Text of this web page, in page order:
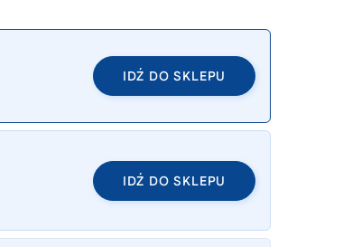
IDŹ DO SKLEPU
IDŹ DO SKLEPU